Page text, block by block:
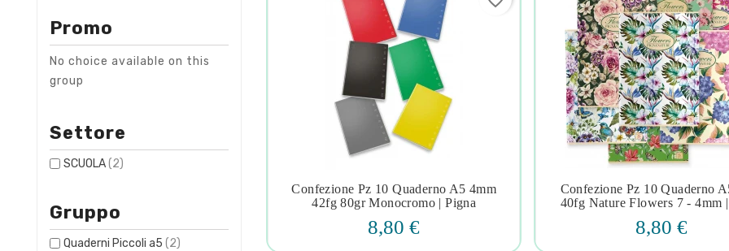
Promo
No choice available on this
group
Settore
SCUOLA(2)
Gruppo
Quaderni Piccoli a5 (2)
   
Confezione Pz 10 Quaderno A5 4mm
42fg 80gr Monocromo | Pigna
8,80 €
   
Confezione Pz 10 Quaderno
40fg Nature Flowers 7 - 4mm
8,80 €